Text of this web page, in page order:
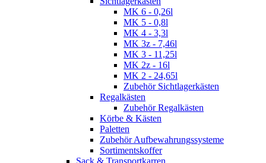
MK 6 - 0,26l
MK 5 - 0,8l
MK 4 - 3,3l
MK 3z - 7,46l
MK 3 - 11,25l
MK 2z - 16l
MK 2 - 24,65l
Zubehör Sichtlagerkästen
Regalkästen
Zubehör Regalkästen
Körbe & Kästen
Paletten
Zubehör Aufbewahrungssysteme
Sortimentskoffer
Sack & Transportkarren